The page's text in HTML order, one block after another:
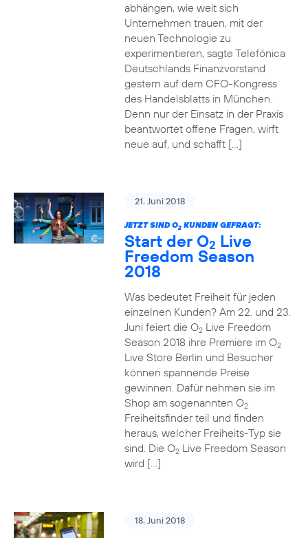
abhängen, wie weit sich
Unternehmen trauen, mit der
neuen Technologie zu
experimentieren, sagte Telefónica
Deutschlands Finanzvorstand
gestern auf dem CFO-Kongress
des Handelsblatts in München.
Denn nur der Einsatz in der Praxis
beantwortet offene Fragen, wirft
neue auf, und schafft […]
21. Juni 2018
JETZT SIND O2KUNDEN GEFRAGT:
Start der O2 Live
Freedom Season
2018
Was bedeutet Freiheit für jeden
einzelnen Kunden? Am 22. und 23.
Juni feiert die O2Live Freedom
Season 2018 ihre Premiere im O2
Live Store Berlin und Besucher
können spannende Preise
gewinnen. Dafür nehmen sie im
Shop am sogenannten O2
Freiheitsfinder teil und finden
heraus, welcher Freiheits-Typ sie
sind. Die O2Live Freedom Season
wird […]
18. Juni 2018